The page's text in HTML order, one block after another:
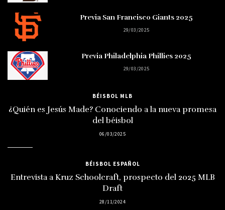
Previa San Francisco Giants 2025
29/03/2025
Previa Philadelphia Phillies 2025
29/03/2025
BÉISBOL MLB
¿Quién es Jesús Made? Conociendo a la nueva promesa
del béisbol
06/03/2025
BÉISBOL ESPAÑOL
Entrevista a Kruz Schoolcraft, prospecto del 2025 MLB
Draft
28/11/2024